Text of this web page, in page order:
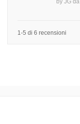
by JG da
1-5 di 6 recensioni